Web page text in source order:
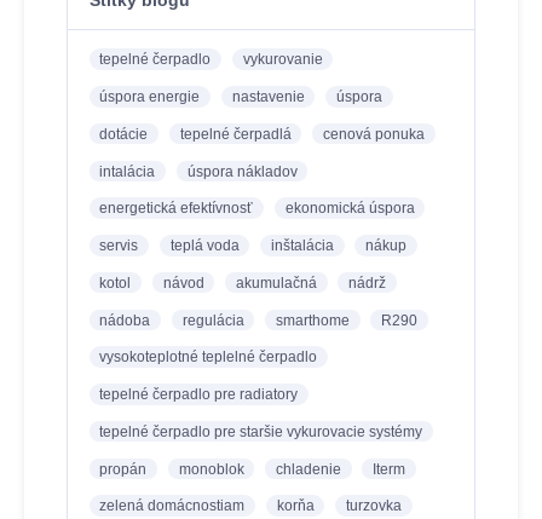
tepelné čerpadlo vykurovanie
úspora energie nastavenie úspora
dotácie tepelné čerpadlá cenová ponuka
intalácia úspora nákladov
energetická efektívnosť ekonomická úspora
servis teplá voda inštalácia nákup
kotol návod akumulačná nádrž
nádoba regulácia smarthome R290
vysokoteplotné teplelné čerpadlo
tepelné čerpadlo pre radiatory
tepelné čerpadlo pre staršie vykurovacie systémy
propán monoblok chladenie Iterm
zelená domácnostiam korňa turzovka